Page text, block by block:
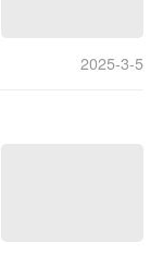
2025-3-5